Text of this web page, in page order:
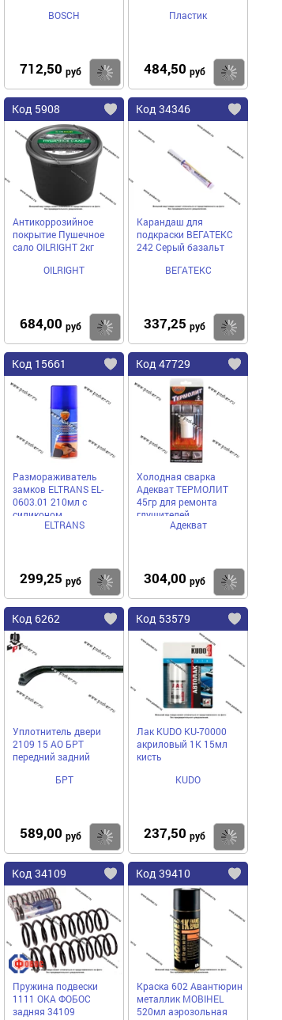
BOSCH
712,50 руб Купить
Пластик
484,50 руб
Код 5908
Антикоррозийное
покрытие Пушечное
сало OILRIGHT 2кг
OILRIGHT
684,00 руб Купить
Код 34346
Карандаш для
подкраски ВЕГАТЕКС
242 Серый базальт
ВЕГАТЕКС
337,25 руб
Код 15661
Размораживатель
замков ELTRANS EL-
0603.01 210мл с
силиконом
ELTRANS
299,25 руб Купить
Код 47729
Холодная сварка
Адекват ТЕРМОЛИТ
45гр для ремонта
глушителей
Адекват
304,00 руб
Код 6262
Уплотнитель двери
2109 15 АО БРТ
передний задний
БРТ
589,00 руб Купить
Код 53579
Лак KUDO KU-70000
акриловый 1К 15мл
кисть
KUDO
237,50 руб
Код 34109
Пружина подвески
1111 ОКА ФОБОС
задняя 34109
Код 39410
Краска 602 Авантюрин
металлик MOBIHEL
520мл аэрозольная